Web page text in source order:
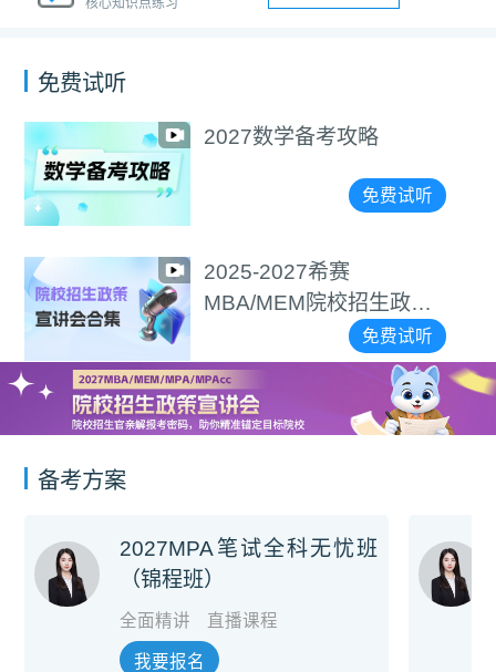
核心知识点练习
免费试听
2027数学备考攻略
免费试听
2025-2027希赛
MBA/MEM院校招生政策
免费试听
备考方案
2027MPA笔试全科无忧班
（锦程班）
全面精讲 直播课程
我要报名